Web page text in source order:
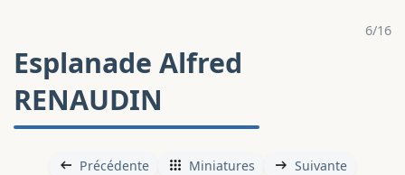
6/16
Esplanade Alfred
RENAUDIN
Précédente Miniatures Suivante